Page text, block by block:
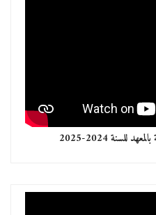
2024-2025